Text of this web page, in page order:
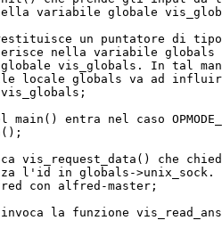
variabile globale
un puntatore di
nella variabile
vis_globals. In tal
locale globals va ad
entra nel caso
vis_request_data() che
l'id in globals-
con alfred-master;
la funzione